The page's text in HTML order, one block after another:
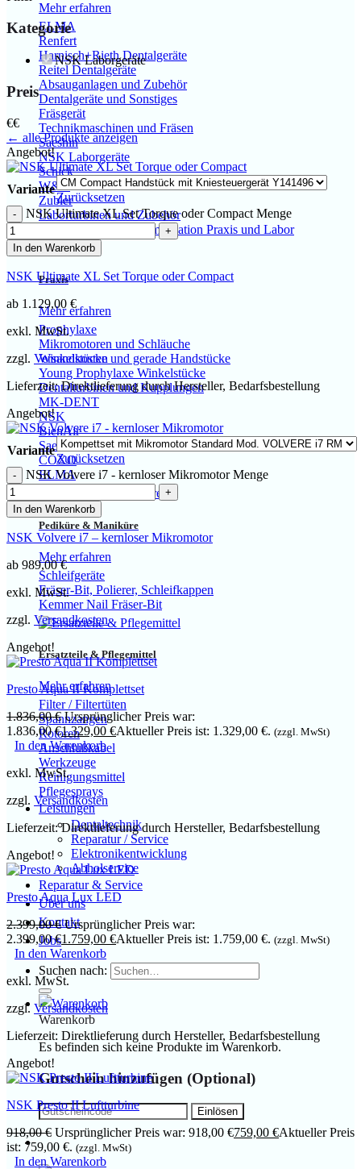
Mehr erfahren
ELMA
Renfert
Harnisch+Rieth Dentalgeräte
Reitel Dentalgeräte
Absauganlagen und Zubehör
Dentalgeräte und Sonstiges
Fräsgerät
Technikmaschinen und Fräsen
Saeshin
NSK Laborgeräte
Schick
W&H
Zubler
Laborturbinen und Zubehör
Lichthärtegeräte, Polymerisation Praxis und Labor
Praxis
Mehr erfahren
Prophylaxe
Mikromotoren und Schläuche
Winkelstücke und gerade Handstücke
Young Prophylaxe Winkelstücke
Dentalturbinen und Kupplungen
MK-DENT
NSK
BienAir
Saeshin
COXO
ELMA
Pediküre & Maniküre
Mehr erfahren
Schleifgeräte
Fräser-Bit, Polierer, Schleifkappen
Kemmer Nail Fräser-Bit
Ersatzteile & Pflegemittel
Mehr erfahren
Filter / Filtertüten
Spannzangen
Rotoren
Anschlußkabel
Werkzeuge
Reinigungsmittel
Pflegesprays
Leistungen
Dentaltechnik
Reparatur / Service
Elektronikentwicklung
Abholservice
Reparatur & Service
Über uns
Kontakt
Jobs
Suchen nach:
Warenkorb
Es befinden sich keine Produkte im Warenkorb.
Gutschein hinzufügen (Optional)
Kategorie
NSK Laborgeräte
Preis
€€
← alle Produkte anzeigen
Angebot!
Variante
Zurücksetzen
NSK Ultimate XL Set Torque oder Compact Menge
In den Warenkorb
NSK Ultimate XL Set Torque oder Compact
ab 1.129,00 €
exkl. MwSt.
zzgl. Versandkosten
Lieferzeit:Direktlieferung durch Hersteller, Bedarfsbestellung
Angebot!
Variante
Zurücksetzen
NSK Volvere i7 - kernloser Mikromotor Menge
In den Warenkorb
NSK Volvere i7 – kernloser Mikromotor
ab 989,00€
exkl. MwSt.
zzgl. Versandkosten
Angebot!
Presto Aqua II Komplettset
1.836,00€ Ursprünglicher Preis war:
1.836,00 €1.329,00 €Aktueller Preis ist: 1.329,00 €. (zzgl. MwSt)
In den Warenkorb
exkl. MwSt.
zzgl. Versandkosten
Lieferzeit:Direktlieferung durch Hersteller, Bedarfsbestellung
Angebot!
Presto Aqua Lux LED
2.399,00€ Ursprünglicher Preis war:
2.399,00 €1.759,00 €Aktueller Preis ist: 1.759,00 €. (zzgl. MwSt)
In den Warenkorb
exkl. MwSt.
zzgl. Versandkosten
Lieferzeit: Direktlieferung durch Hersteller, Bedarfsbestellung
Angebot!
NSK Presto II Luftturbine
918,00€ Ursprünglicher Preis war: 918,00 €759,00 €Aktueller Preis
ist: 759,00 €. (zzgl. MwSt)
In den Warenkorb